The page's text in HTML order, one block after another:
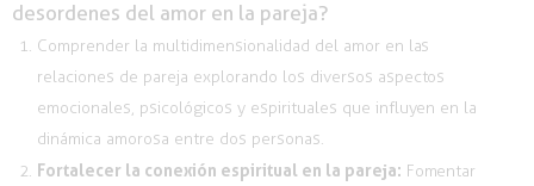
desordenes del amor en la pareja?
Comprender la multidimensionalidad del amor en las
relaciones de pareja explorando los diversos aspectos
emocionales, psicológicos y espirituales que influyen en la
dinámica amorosa entre dos personas.
Fortalecer la conexión espiritual en la pareja: Fomentar